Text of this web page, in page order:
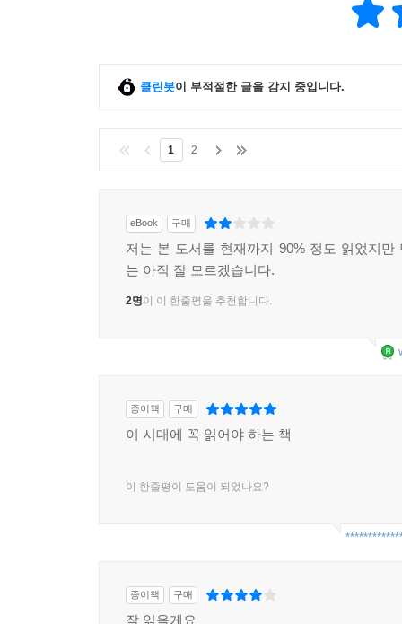
만약 누군가 인공지능, 머신러닝, 딥러닝에 알고
클린봇이 부적절한 글을 감지 중입니다.
1 2
eBook 구매
저는 본 도서를 현재까지 90% 정도 읽었지만
는 아직 잘 모르겠습니다.
2명이 이 한줄평을 추천합니다.
종이책 구매
이 시대에 꼭 읽어야 하는 책
이 한줄평이 도움이 되었나요?
종이책 구매
잘 읽을게요